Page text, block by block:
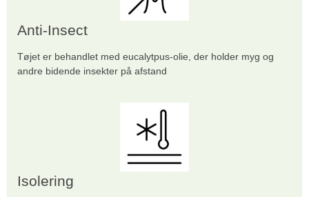
Anti-Insect
Tøjet er behandlet med eucalytpus-olie, der holder myg og
andre bidende insekter på afstand
Isolering